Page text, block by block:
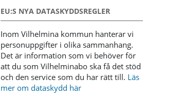
EU:S NYA DATASKYDDSREGLER
Inom Vilhelmina kommun hanterar vi
personuppgifter i olika sammanhang.
Det är information som vi behöver för
att du som Vilhelminabo ska få det stöd
och den service som du har rätt till. Läs
mer om dataskydd här